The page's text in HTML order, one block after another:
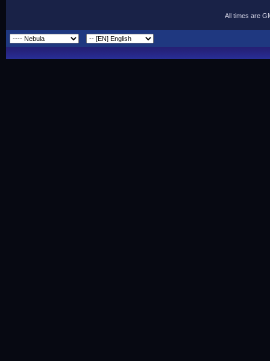
All times are